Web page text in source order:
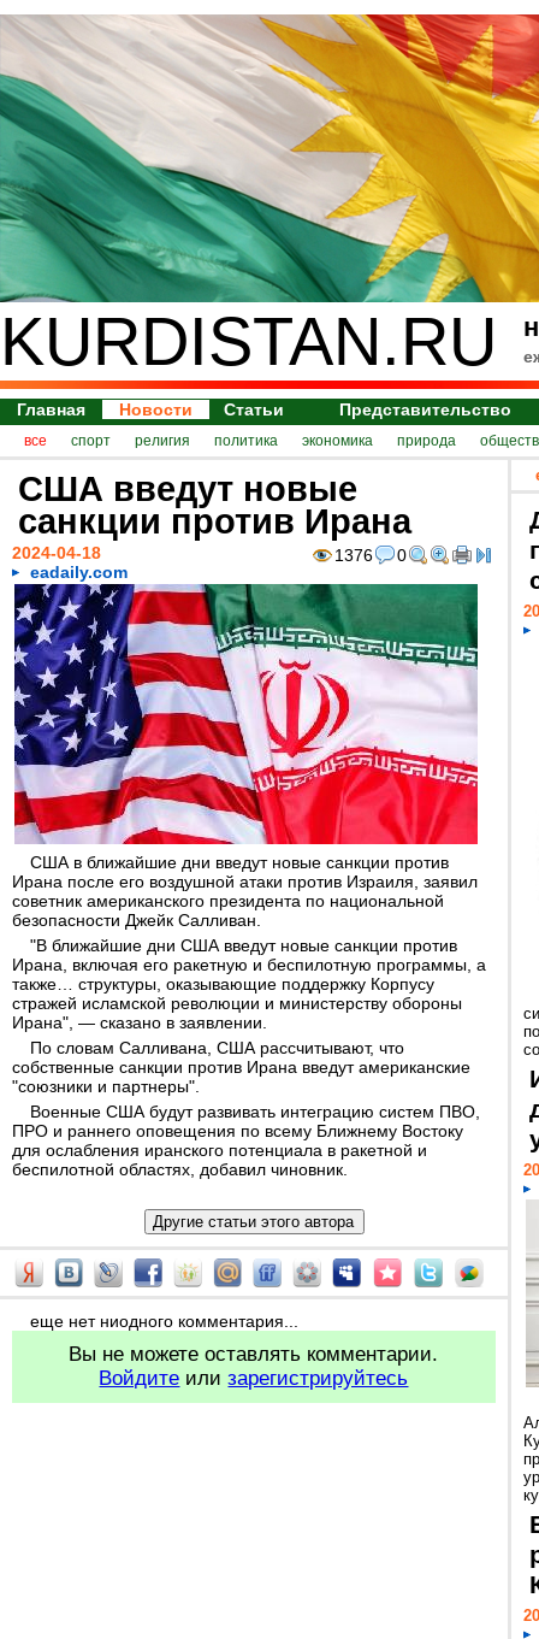
KURDISTAN.RU
Главная Новости Статьи Представительство
все спорт религия политика экономика природа
США введут новые
санкции против Ирана
1376 0
2024-04-18
eadaily.com
США в ближайшие дни введут новые санкции против
Ирана после его воздушной атаки против Израиля, заявил
советник американского президента по национальной
безопасности Джейк Салливан.
"В ближайшие дни США введут новые санкции против
Ирана, включая его ракетную и беспилотную программы, а
также… структуры, оказывающие поддержку Корпусу
стражей исламской революции и министерству обороны
Ирана", — сказано в заявлении.
По словам Салливана, США рассчитывают, что
собственные санкции против Ирана введут американские
"союзники и партнеры".
Военные США будут развивать интеграцию систем ПВО,
ПРО и раннего оповещения по всему Ближнему Востоку
для ослабления иранского потенциала в ракетной и
беспилотной областях, добавил чиновник.
еще нет ниодного комментария...
Вы не можете оставлять комментарии.
Войдите илизарегистрируйтесь